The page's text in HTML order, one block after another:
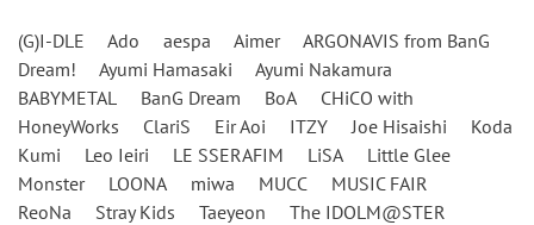
(G)I-DLE Ado aespa Aimer
ARGONAVIS from BanG
Dream!
Ayumi Hamasaki
Ayumi Nakamura
BABYMETAL
BanG Dream BoA
CHiCO with
HoneyWorks
ClariS Eir Aoi ITZY Joe Hisaishi
Koda
Kumi
Leo Ieiri LE SSERAFIM LiSA
Little Glee
Monster
LOONA miwa MUCC
MUSIC FAIR
ReoNa
Stray Kids Taeyeon
The IDOLM@STER